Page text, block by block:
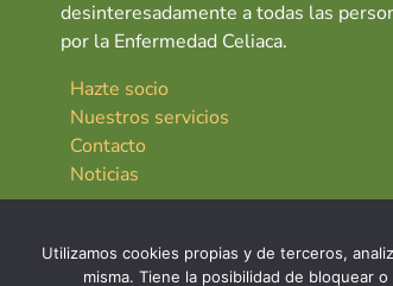
desinteresadamente a todas las
por la Enfermedad Celiaca.
Hazte socio
Nuestros servicios
Contacto
Noticias
Utilizamos cookies propias y de terceros,
misma. Tiene la posibilidad de bloquear